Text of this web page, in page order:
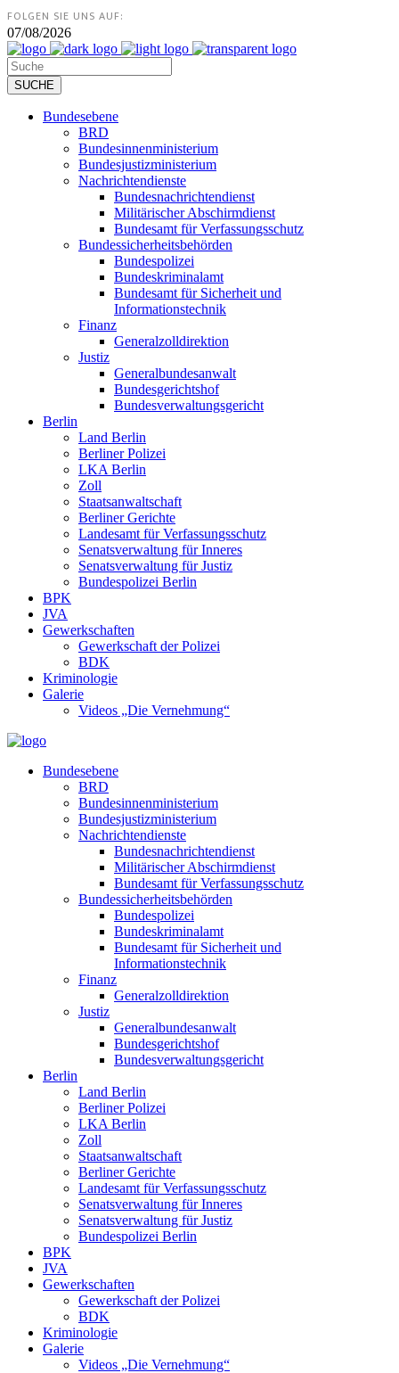
FOLGEN SIE UNS AUF:
07/08/2026
Bundesebene
BRD
Bundesinnenministerium
Bundesjustizministerium
Nachrichtendienste
Bundesnachrichtendienst
Militärischer Abschirmdienst
Bundesamt für Verfassungsschutz
Bundessicherheitsbehörden
Bundespolizei
Bundeskriminalamt
Bundesamt für Sicherheit und
Informationstechnik
Finanz
Generalzolldirektion
Justiz
Generalbundesanwalt
Bundesgerichtshof
Bundesverwaltungsgericht
Berlin
Land Berlin
Berliner Polizei
LKA Berlin
Zoll
Staatsanwaltschaft
Berliner Gerichte
Landesamt für Verfassungsschutz
Senatsverwaltung für Inneres
Senatsverwaltung für Justiz
Bundespolizei Berlin
BPK
JVA
Gewerkschaften
Gewerkschaft der Polizei
BDK
Kriminologie
Galerie
Videos „Die Vernehmung“
Bundesebene
BRD
Bundesinnenministerium
Bundesjustizministerium
Nachrichtendienste
Bundesnachrichtendienst
Militärischer Abschirmdienst
Bundesamt für Verfassungsschutz
Bundessicherheitsbehörden
Bundespolizei
Bundeskriminalamt
Bundesamt für Sicherheit und
Informationstechnik
Finanz
Generalzolldirektion
Justiz
Generalbundesanwalt
Bundesgerichtshof
Bundesverwaltungsgericht
Berlin
Land Berlin
Berliner Polizei
LKA Berlin
Zoll
Staatsanwaltschaft
Berliner Gerichte
Landesamt für Verfassungsschutz
Senatsverwaltung für Inneres
Senatsverwaltung für Justiz
Bundespolizei Berlin
BPK
JVA
Gewerkschaften
Gewerkschaft der Polizei
BDK
Kriminologie
Galerie
Videos „Die Vernehmung“